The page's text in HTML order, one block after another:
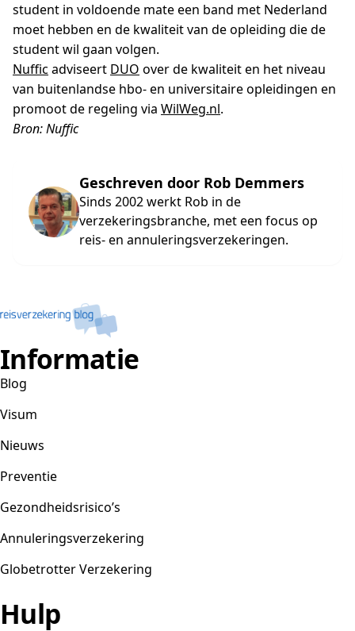
student in voldoende mate een band met Nederland
moet hebben en de kwaliteit van de opleiding die de
student wil gaan volgen.
Nuffic adviseert DUO over de kwaliteit en het niveau
van buitenlandse hbo- en universitaire opleidingen en
promoot de regeling via WilWeg.nl.
Bron: Nuffic
Geschreven door Rob Demmers
Sinds 2002 werkt Rob in de
verzekeringsbranche, met een focus op
reis- en annuleringsverzekeringen.
Informatie
Blog
Visum
Nieuws
Preventie
Gezondheidsrisico’s
Annuleringsverzekering
Globetrotter Verzekering
Hulp